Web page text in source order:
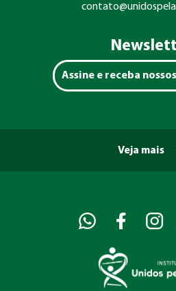
Assine e receba
Veja mais